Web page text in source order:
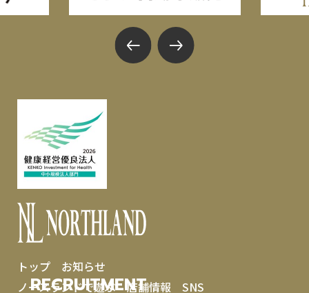
トップ
お知らせ
ノースランドで遊ぶ
店舗情報 SNS
RECRUITMENT